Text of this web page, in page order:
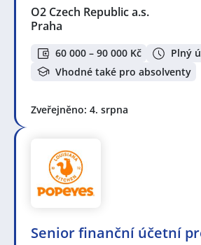
O2 Czech Republic a.s.
Praha
60 000 – 90 000 Kč
Plný
Vhodné také pro absolventy
Zveřejněno: 4. srpna
Senior finanční účetní